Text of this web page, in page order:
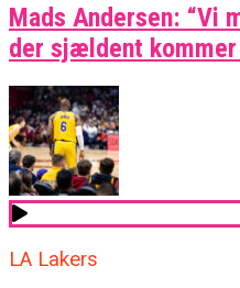
Mads Andersen: “Vi
der sjældent kommer
LA Lakers